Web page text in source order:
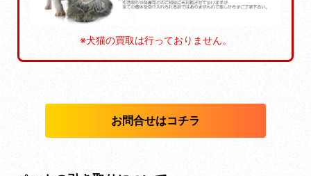
※犬猫の買取は行っておりません。
お問合せはコチラ